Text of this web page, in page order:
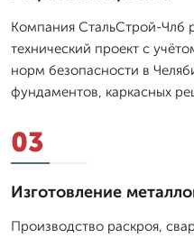
Компания СтальСтрой-Члб
технический проект с
норм безопасности в
фундаментов, каркасных
03
Изготовление
Производство раскроя,